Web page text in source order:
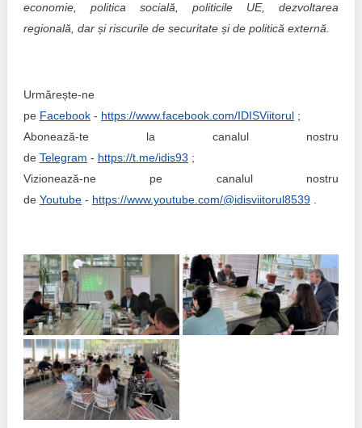
economie, politica socială, politicile UE, dezvoltarea
regională, dar și riscurile de securitate și de politică externă.
Urmărește-ne
pe Facebook- https://www.facebook.com/IDISViitorul;
Abonează-te la canalul nostru
de Telegram - https://t.me/idis93 ;
Vizionează-ne pe canalul nostru
de Youtube- https://www.youtube.com/@idisviitorul8539.